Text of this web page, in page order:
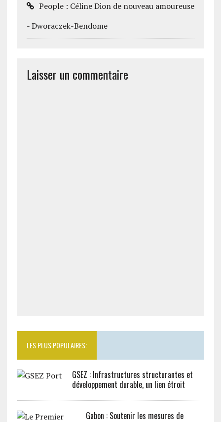
People : Céline Dion de nouveau amoureuse
- Dworaczek-Bendome
Laisser un commentaire
LES PLUS POPULAIRES:
GSEZ : Infrastructures structurantes et
développement durable, un lien étroit
Gabon : Soutenir les mesures de